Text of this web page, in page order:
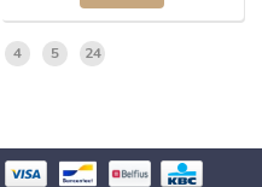
4 5 24